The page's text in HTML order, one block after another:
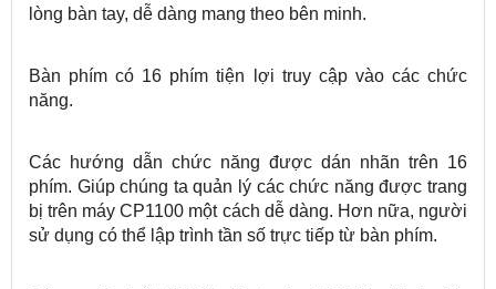
lòng bàn tay, dễ dàng mang theo bên minh.
Bàn phím có 16 phím tiện lợi truy cập vào các chức
năng.
Các hướng dẫn chức năng được dán nhãn trên 16
phím. Giúp chúng ta quản lý các chức năng được trang
bị trên máy CP1100 một cách dễ dàng. Hơn nữa, người
sử dụng có thể lập trình tần số trực tiếp từ bàn phím.